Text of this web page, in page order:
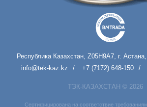
Республика Казахстан, Z05H9A7, г.
info@tek-kaz.kz
+7 (7172) 648-150
ТЭК-КАЗАХСТАН © 2026
Cертифицирована на соответствие